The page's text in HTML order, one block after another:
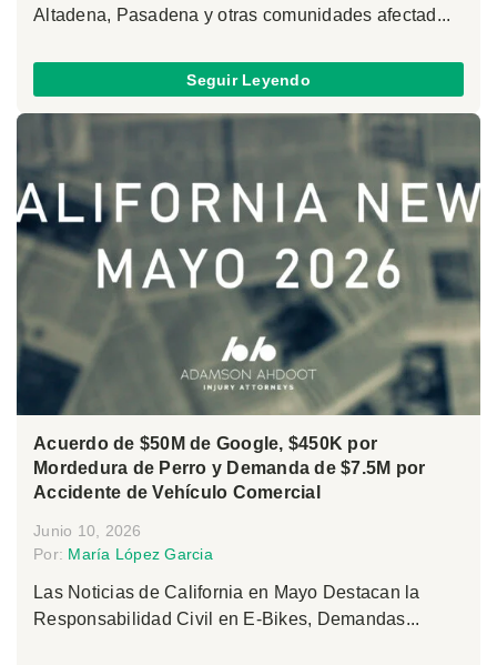
Altadena, Pasadena y otras comunidades afectad...
Seguir Leyendo
Acuerdo de $50M de Google, $450K por
Mordedura de Perro y Demanda de $7.5M por
Accidente de Vehículo Comercial
Junio 10, 2026
Por: María López Garcia
Las Noticias de California en Mayo Destacan la
Responsabilidad Civil en E-Bikes, Demandas...